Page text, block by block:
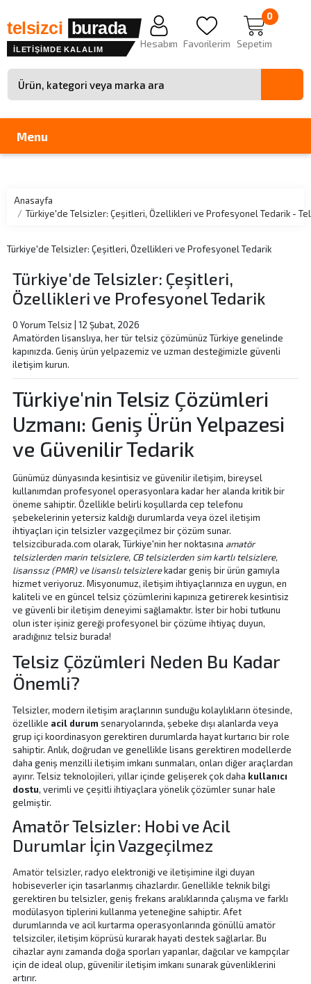
telsizci burada
İLETİŞİMDE KALALIM
Site içinde arama
Hesabım Favorilerim
0
Sepetim
Menu
Anasayfa
Türkiye'de Telsizler: Çeşitleri, Özellikleri ve Profesyonel Tedarik -
Türkiye'de Telsizler: Çeşitleri, Özellikleri ve Profesyonel Tedarik
Türkiye'de Telsizler: Çeşitleri,
Özellikleri ve Profesyonel Tedarik
0 YorumTelsiz
12 Şubat, 2026
Amatörden lisanslıya, her tür telsiz çözümünüz Türkiye genelinde
kapınızda. Geniş ürün yelpazemiz ve uzman desteğimizle güvenli
iletişim kurun.
Türkiye'nin Telsiz Çözümleri
Uzmanı: Geniş Ürün Yelpazesi
ve Güvenilir Tedarik
Günümüz dünyasında kesintisiz ve güvenilir iletişim, bireysel
kullanımdan profesyonel operasyonlara kadar her alanda kritik bir
öneme sahiptir. Özellikle belirli koşullarda cep telefonu
şebekelerinin yetersiz kaldığı durumlarda veya özel iletişim
ihtiyaçları için telsizler vazgeçilmez bir çözüm sunar.
telsizciburada.com olarak, Türkiye'nin her noktasına amatör
telsizlerden marin telsizlere, CB telsizlerden sim kartlı telsizlere,
lisanssız (PMR) ve lisanslı telsizlerekadar geniş bir ürün gamıyla
hizmet veriyoruz. Misyonumuz, iletişim ihtiyaçlarınıza en uygun, en
kaliteli ve en güncel telsiz çözümlerini kapınıza getirerek kesintisiz
ve güvenli bir iletişim deneyimi sağlamaktır. İster bir hobi tutkunu
olun ister işiniz gereği profesyonel bir çözüme ihtiyaç duyun,
aradığınız telsiz burada!
Telsiz Çözümleri Neden Bu Kadar
Önemli?
Telsizler, modern iletişim araçlarının sunduğu kolaylıkların ötesinde,
özellikle acil durum senaryolarında, şebeke dışı alanlarda veya
grup içi koordinasyon gerektiren durumlarda hayat kurtarıcı bir role
sahiptir. Anlık, doğrudan ve genellikle lisans gerektiren modellerde
daha geniş menzilli iletişim imkanı sunmaları, onları diğer araçlardan
ayırır. Telsiz teknolojileri, yıllar içinde gelişerek çok daha kullanıcı
dostu, verimli ve çeşitli ihtiyaçlara yönelik çözümler sunar hale
gelmiştir.
Amatör Telsizler: Hobi ve Acil
Durumlar İçin Vazgeçilmez
Amatör telsizler, radyo elektroniği ve iletişimine ilgi duyan
hobiseverler için tasarlanmış cihazlardır. Genellikle teknik bilgi
gerektiren bu telsizler, geniş frekans aralıklarında çalışma ve farklı
modülasyon tiplerini kullanma yeteneğine sahiptir. Afet
durumlarında ve acil kurtarma operasyonlarında gönüllü amatör
telsizciler, iletişim köprüsü kurarak hayati destek sağlarlar. Bu
cihazlar aynı zamanda doğa sporları yapanlar, dağcılar ve kampçılar
için de ideal olup, güvenilir iletişim imkanı sunarak güvenliklerini
artırır.